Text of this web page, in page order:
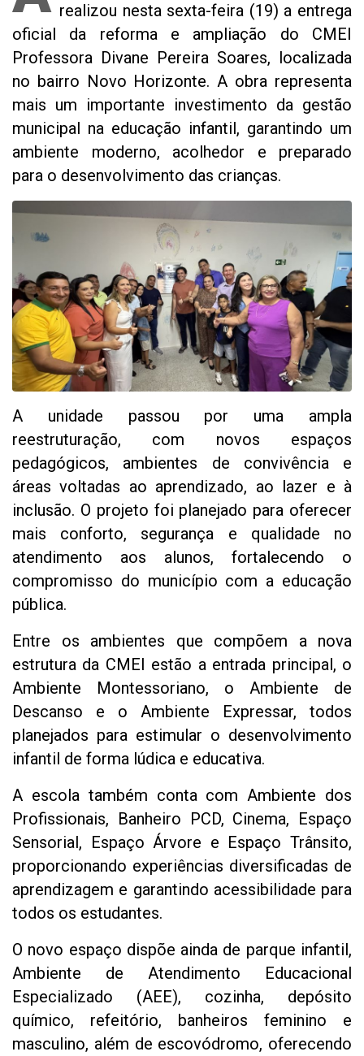
realizou nesta sexta-feira (19) a entrega
oficial da reforma e ampliação do CMEI
Professora Divane Pereira Soares, localizada
no bairro Novo Horizonte. A obra representa
mais um importante investimento da gestão
municipal na educação infantil, garantindo um
ambiente moderno, acolhedor e preparado
para o desenvolvimento das crianças.
A unidade passou por uma ampla
reestruturação, com novos espaços
pedagógicos, ambientes de convivência e
áreas voltadas ao aprendizado, ao lazer e à
inclusão. O projeto foi planejado para oferecer
mais conforto, segurança e qualidade no
atendimento aos alunos, fortalecendo o
compromisso do município com a educação
pública.
Entre os ambientes que compõem a nova
estrutura da CMEI estão a entrada principal, o
Ambiente Montessoriano, o Ambiente de
Descanso e o Ambiente Expressar, todos
planejados para estimular o desenvolvimento
infantil de forma lúdica e educativa.
A escola também conta com Ambiente dos
Profissionais, Banheiro PCD, Cinema, Espaço
Sensorial, Espaço Árvore e Espaço Trânsito,
proporcionando experiências diversificadas de
aprendizagem e garantindo acessibilidade para
todos os estudantes.
O novo espaço dispõe ainda de parque infantil,
Ambiente de Atendimento Educacional
Especializado (AEE), cozinha, depósito
químico, refeitório, banheiros feminino e
masculino, além de escovódromo, oferecendo